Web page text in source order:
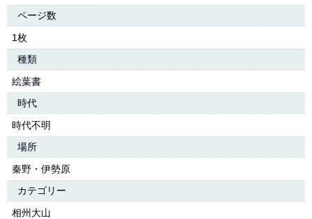
ページ数
1枚
種類
絵葉書
時代
時代不明
場所
秦野・伊勢原
カテゴリー
相州大山